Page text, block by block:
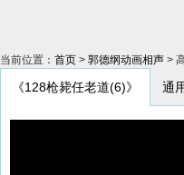
当前位置： 首页 > 郭德纲动画相声 >
《128枪毙任老道(6)》 通